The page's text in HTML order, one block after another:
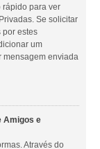
rápido para ver
Se solicitar
por estes
um
mensagem enviada
Amigos e
Através do